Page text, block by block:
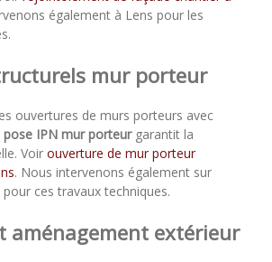
également à Lens pour les
mur porteur
ouvertures de murs porteurs avec
pose IPN mur porteurgarantit la
Voir ouverture de mur porteur
. Nous intervenons également sur
ces travaux techniques.
aménagement extérieur